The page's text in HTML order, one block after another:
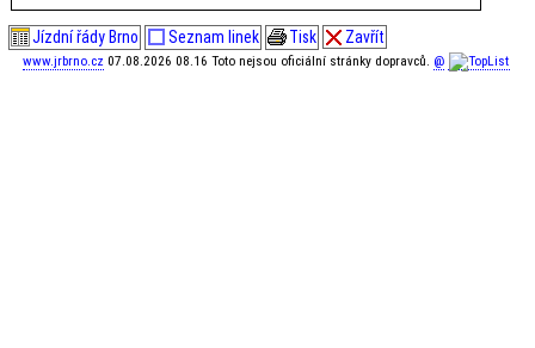
Jízdní řády Brno Seznam linek Tisk Zavřít
www.jrbrno.cz 07.08.2026 08.16 Toto nejsou oficiální stránky dopravců. @